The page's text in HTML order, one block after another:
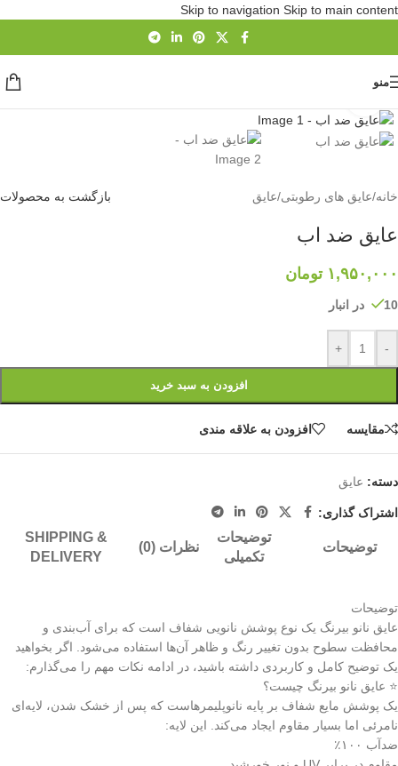
Skip to navigation Skip to main content
منو
خانه/عایق های رطوبتی/عایق بازگشت به محصولات
عایق ضد اب
۱,۹۵۰,۰۰۰ تومان
10 در انبار
-
+
افزودن به سبد خرید
مقايسه افزودن به علاقه مندی
دسته: عایق
اشتراک گذاری:
توضیحات
توضیحات
تکمیلی
نظرات (0)
SHIPPING &
DELIVERY
توضیحات
عایق نانو بیرنگ یک نوع پوشش نانویی شفاف است که برای آب‌بندی و
محافظت سطوح بدون تغییر رنگ و ظاهر آن‌ها استفاده می‌شود. اگر بخواهید
یک توضیح کامل و کاربردی داشته باشید، در ادامه نکات مهم را می‌گذارم:
⭐ عایق نانو بیرنگ چیست؟
یک پوشش مایع شفاف بر پایه نانوپلیمرهاست که پس از خشک شدن، لایه‌ای
نامرئی اما بسیار مقاوم ایجاد می‌کند. این لایه:
ضدآب ۱۰۰٪